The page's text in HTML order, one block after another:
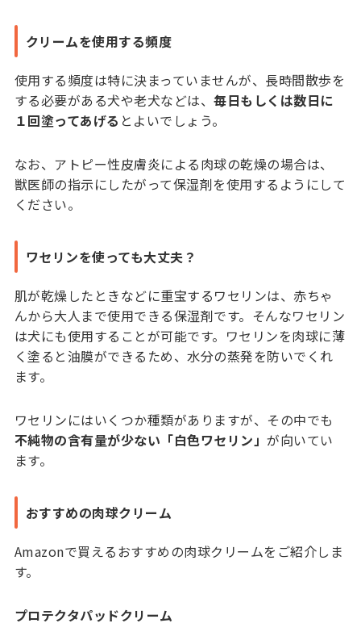
クリームを使用する頻度
使用する頻度は特に決まっていませんが、長時間散歩を
する必要がある犬や老犬などは、毎日もしくは数日に
１回塗ってあげる とよいでしょう。
なお、アトピー性皮膚炎による肉球の乾燥の場合は、
獣医師の指示にしたがって保湿剤を使用するようにして
ください。
ワセリンを使っても大丈夫？
肌が乾燥したときなどに重宝するワセリンは、赤ちゃ
んから大人まで使用できる保湿剤です。そんなワセリン
は犬にも使用することが可能です。ワセリンを肉球に薄
く塗ると油膜ができるため、水分の蒸発を防いでくれ
ます。
ワセリンにはいくつか種類がありますが、その中でも
不純物の含有量が少ない「白色ワセリン」が向いてい
ます。
おすすめの肉球クリーム
Amazonで買えるおすすめの肉球クリームをご紹介しま
す。
プロテクタパッドクリーム